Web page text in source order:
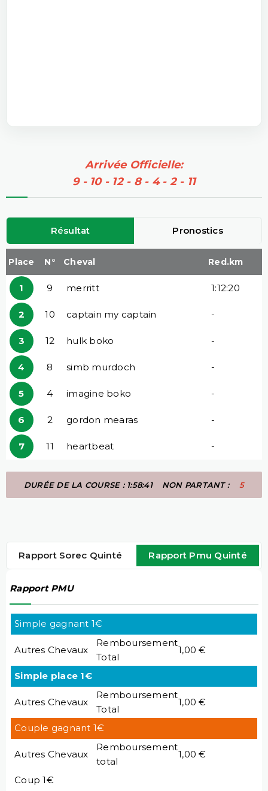
Arrivée Officielle:
9 - 10 - 12 - 8 - 4 - 2 - 11
Résultat Pronostics
Place N° Cheval Red.km
1 9 merritt 1:12:20
2 10 captain my captain -
3 12 hulk boko -
4 8 simb murdoch -
5 4 imagine boko -
6 2 gordon mearas -
7 11 heartbeat -
DURÉE DE LA COURSE : 1:58:41 NON PARTANT : 5
Rapport Sorec Quinté Rapport Pmu Quinté
Rapport PMU
Simple gagnant 1€
Autres Chevaux
Remboursement
Total
1,00 €
Simple place 1€
Autres Chevaux
Remboursement
Total
1,00 €
Couple gagnant 1€
Autres Chevaux
Remboursement
total
1,00 €
Coup 1€